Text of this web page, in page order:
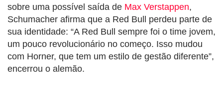
sobre uma possível saída de Max Verstappen,
Schumacher afirma que a Red Bull perdeu parte de
sua identidade: “A Red Bull sempre foi o time jovem,
um pouco revolucionário no começo. Isso mudou
com Horner, que tem um estilo de gestão diferente”,
encerrou o alemão.